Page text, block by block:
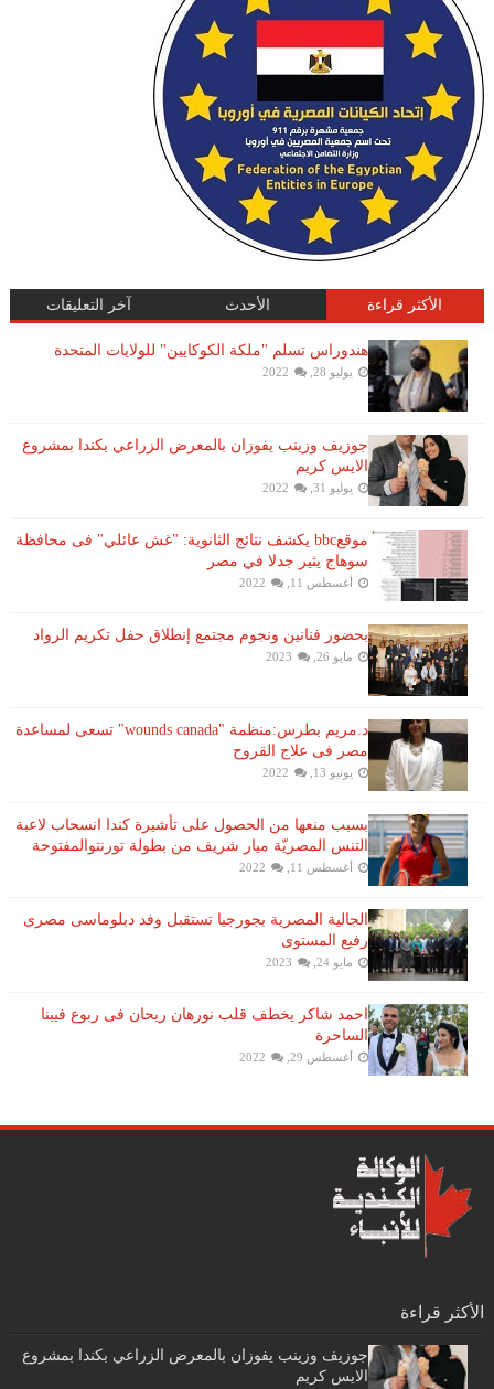
الأكثر قراءة الأحدث آخر التعليقات
هندوراس تسلم "ملكة الكوكايين" للولايات المتحدة
يوليو 28, 2022
جوزيف وزينب يفوزان بالمعرض الزراعي بكندا بمشروع
الايس كريم
يوليو 31, 2022
موقعbbc يكشف نتائج الثانوية: "غش عائلي" فى محافظة
سوهاج يثير جدلا في مصر
أغسطس 11, 2022
بحضور فنانين ونجوم مجتمع إنطلاق حفل تكريم الرواد
مايو 26, 2023
د.مريم بطرس:منظمة "wounds canada" تسعى لمساعدة
مصر فى علاج القروح
يونيو 13, 2022
بسبب منعها من الحصول على تأشيرة كندا انسحاب لاعبة ​
التنس​ المصريّة ​ميار شريف​ من بطولة ​تورنتو​المفتوحة
أغسطس 11, 2022
الجالية المصرية بجورجيا تستقبل وفد دبلوماسى مصرى
رفيع المستوى
مايو 24, 2023
احمد شاكر يخطف قلب نورهان ريحان فى ربوع فيينا
الساحرة
أغسطس 29, 2022
الأكثر قراءة
جوزيف وزينب يفوزان بالمعرض الزراعي بكندا بمشروع
الايس كريم